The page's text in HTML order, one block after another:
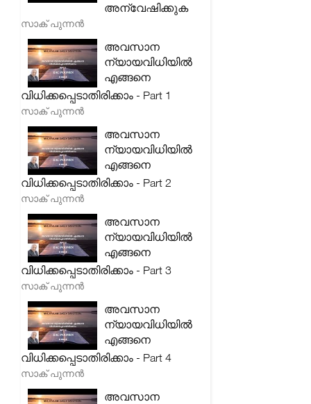
അന്വേഷിക്കുക
സാക് പുന്നൻ
അവസാന
ന്യായവിധിയിൽ
എങ്ങനെ
വിധിക്കപ്പെടാതിരിക്കാം - Part 1
സാക് പുന്നൻ
അവസാന
ന്യായവിധിയിൽ
എങ്ങനെ
വിധിക്കപ്പെടാതിരിക്കാം - Part 2
സാക് പുന്നൻ
അവസാന
ന്യായവിധിയിൽ
എങ്ങനെ
വിധിക്കപ്പെടാതിരിക്കാം - Part 3
സാക് പുന്നൻ
അവസാന
ന്യായവിധിയിൽ
എങ്ങനെ
വിധിക്കപ്പെടാതിരിക്കാം - Part 4
സാക് പുന്നൻ
അവസാന